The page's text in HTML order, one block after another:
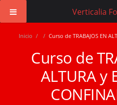
Inicio / / Curso de TRABAJOS EN
Curso de
ALTURA y
Verticalia